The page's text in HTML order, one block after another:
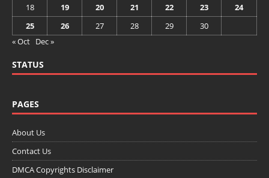
18
19 20 21 22 23
24
25
26 27 28 29
30
« Oct Dec »
STATUS
PAGES
About Us
Contact Us
DMCA Copyrights Disclaimer